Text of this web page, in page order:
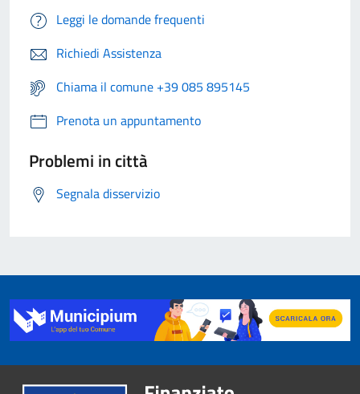
Leggi le domande frequenti
Richiedi Assistenza
Chiama il comune +39 085 895145
Prenota un appuntamento
Problemi in città
Segnala disservizio